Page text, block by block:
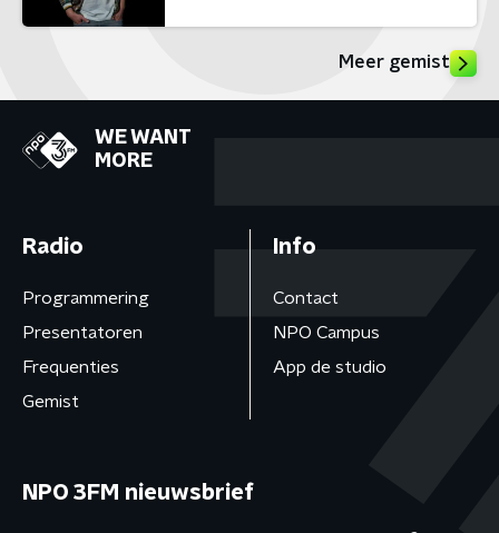
Meer gemist
WE WANT
MORE
Radio
Programmering
Presentatoren
Frequenties
Gemist
Info
Contact
NPO Campus
App de studio
NPO 3FM nieuwsbrief